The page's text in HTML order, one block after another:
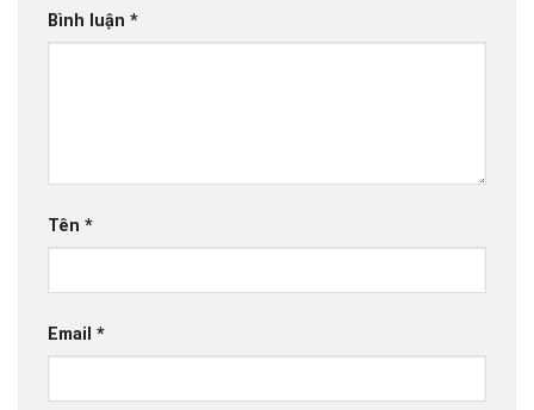
Bình luận *
Tên *
Email *